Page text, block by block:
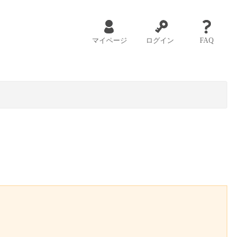
マイページ ログイン FAQ